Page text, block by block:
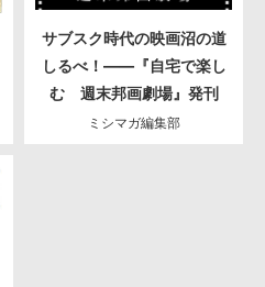
サブスク時代の映画沼の道
しるべ！――『自宅で楽し
む 週末邦画劇場』発刊
ミシマガ編集部